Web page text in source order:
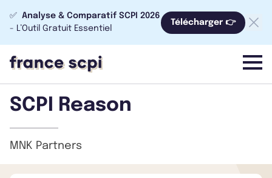
✅ Analyse & Comparatif SCPI 2026
- L’Outil Gratuit Essentiel
Télécharger 👉
menu
SCPI Reason
MNK Partners